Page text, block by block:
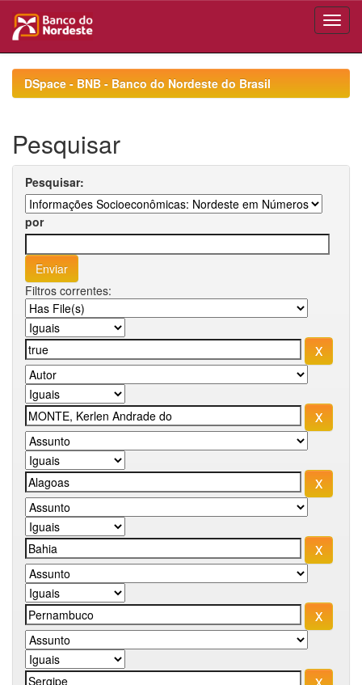
navigationDSpace - BNB - Banco do Nordeste do Brasil
Pesquisar
Pesquisar:
por
Filtros correntes: